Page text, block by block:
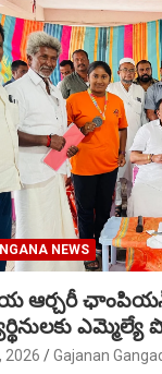
NEWS
ఆర్చరీ
2026 Gajanan